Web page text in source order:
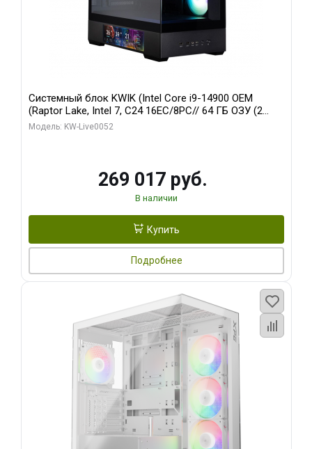
Системный блок KWIK (Intel Core i9-14900 OEM
(Raptor Lake, Intel 7, C24 16EC/8PC// 64 ГБ ОЗУ (2
модуля)/ Palit RTX5080 GAMINGPRO OC 16GB GDDR7
Модель: KW-Live0052
269 017 руб.
В наличии
Купить
Подробнее